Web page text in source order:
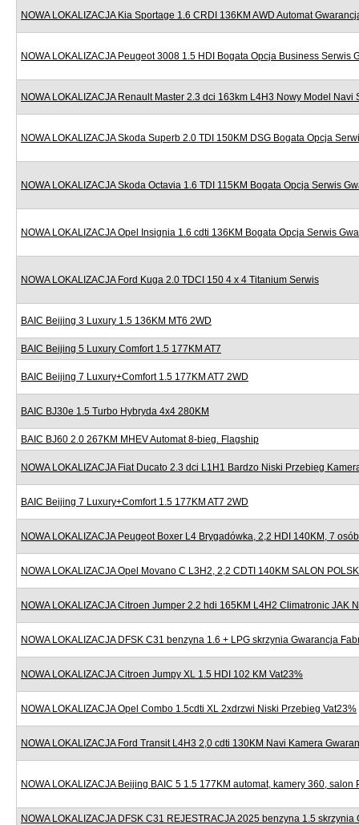
NOWA LOKALIZACJA Kia Sportage 1.6 CRDI 136KM AWD Automat
NOWA LOKALIZACJA Peugeot 3008 1.5 HDI Bogata Opcja Business Serwis
NOWA LOKALIZACJA Renault Master 2.3 dci 163km L4H3 Nowy Model Navi
NOWA LOKALIZACJA Skoda Superb 2.0 TDI 150KM DSG Bogata Opcja
NOWA LOKALIZACJA Skoda Octavia 1.6 TDI 115KM Bogata Opcja Serwis
NOWA LOKALIZACJA Opel Insignia 1.6 cdti 136KM Bogata Opcja Serwis
NOWA LOKALIZACJA Ford Kuga 2.0 TDCI 150 4 x 4 Titanium Serwis
BAIC Beijing 3 Luxury 1.5 136KM MT6 2WD
BAIC Beijing 5 Luxury Comfort 1.5 177KM AT7
BAIC Beijing 7 Luxury+Comfort 1.5 177KM AT7 2WD
BAIC BJ30e 1.5 Turbo Hybryda 4x4 280KM
BAIC BJ60 2.0 267KM MHEV Automat 8-bieg. Flagship
NOWA LOKALIZACJA Fiat Ducato 2.3 dci L1H1 Bardzo Niski Przebieg
BAIC Beijing 7 Luxury+Comfort 1.5 177KM AT7 2WD
NOWA LOKALIZACJA Peugeot Boxer L4 Brygadówka, 2,2 HDI 140KM, 7
NOWA LOKALIZACJA Opel Movano C L3H2, 2,2 CDTI 140KM SALON
NOWA LOKALIZACJA Citroen Jumper 2.2 hdi 165KM L4H2 Climatronic JAK
NOWA LOKALIZACJA DFSK C31 benzyna 1.6 + LPG skrzynia Gwarancja
NOWA LOKALIZACJA Citroen Jumpy XL 1.5 HDI 102 KM Vat23%
NOWA LOKALIZACJA Opel Combo 1.5cdti XL 2xdrzwi Niski Przebieg Vat23%
NOWA LOKALIZACJA Ford Transit L4H3 2,0 cdti 130KM Navi Kamera
NOWA LOKALIZACJA Beijing BAIC 5 1.5 177KM automat, kamery 360, salon
NOWA LOKALIZACJA DFSK C31 REJESTRACJA 2025 benzyna 1.5 skrzynia